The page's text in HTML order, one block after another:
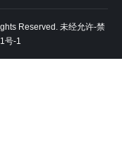
Reserved. 未经允许-禁
号-1